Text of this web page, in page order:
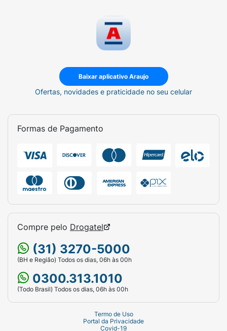
Baixar aplicativo Araujo
Ofertas, novidades e praticidade no seu celular
Formas de Pagamento
Compre pelo Drogatel
(31) 3270-5000
(BH e Região) Todos os dias, 06h às 00h
0300.313.1010
(Todo Brasil) Todos os dias, 06h às 00h
Termo de Uso
Portal da Privacidade
Covid-19